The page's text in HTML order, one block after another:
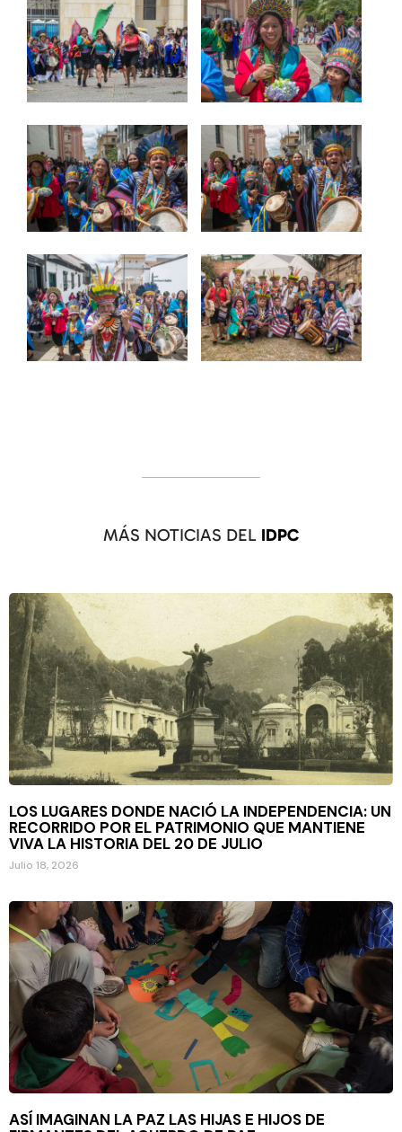
MÁS NOTICIAS DEL IDPC
LOS LUGARES DONDE NACIÓ LA INDEPENDENCIA: UN
RECORRIDO POR EL PATRIMONIO QUE MANTIENE
VIVA LA HISTORIA DEL 20 DE JULIO
Julio 18, 2026
ASÍ IMAGINAN LA PAZ LAS HIJAS E HIJOS DE